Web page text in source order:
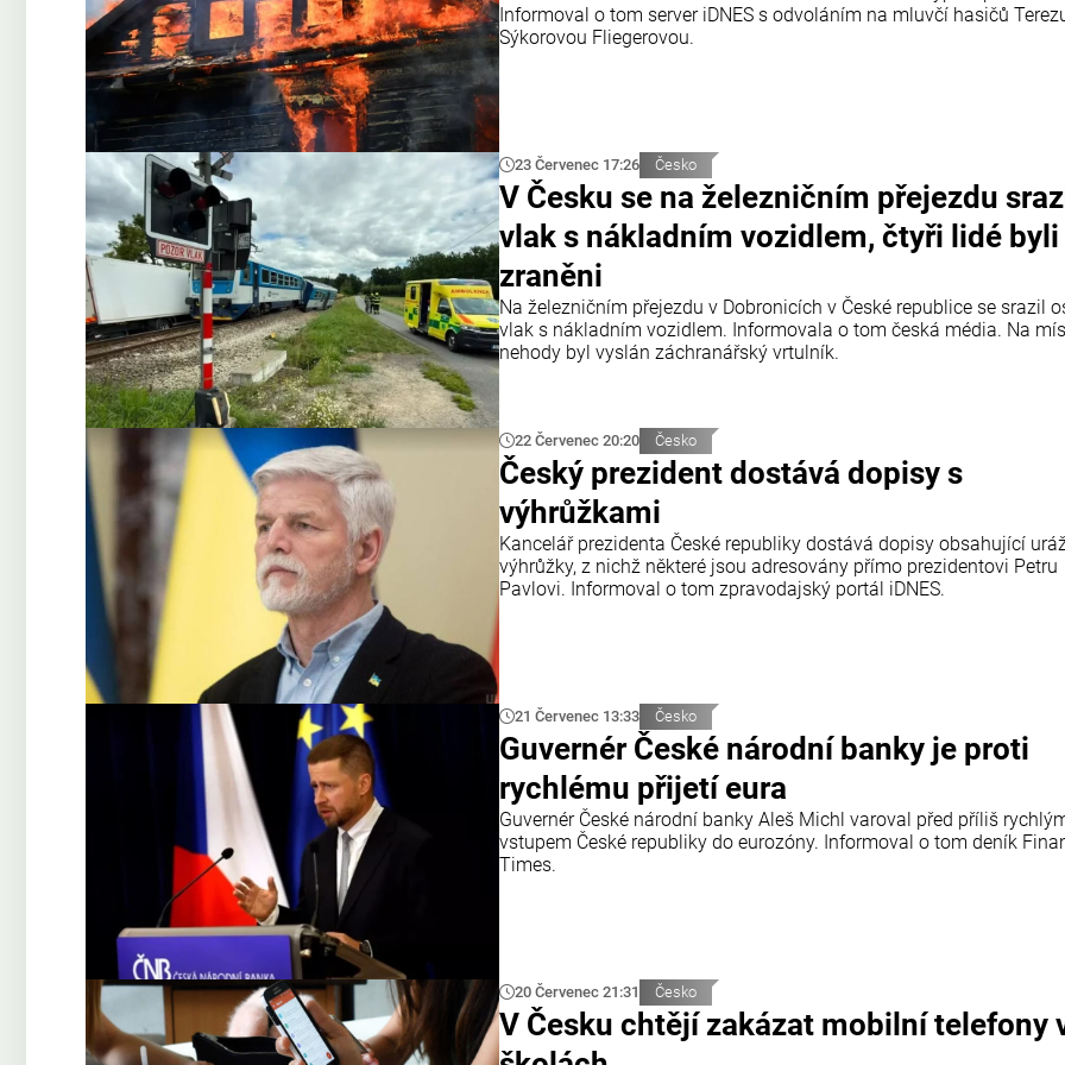
Informoval o tom server iDNES s odvoláním na mluvčí hasičů
Sýkorovou Fliegerovou.
23 Červenec 17:26 Česko
V Česku se na železničním přejezdu
vlak s nákladním vozidlem, čtyři lidé byli
zraněni
Na železničním přejezdu v Dobronicích v České republice se srazil
vlak s nákladním vozidlem. Informovala o tom česká média. Na
nehody byl vyslán záchranářský vrtulník.
22 Červenec 20:20 Česko
Český prezident dostává dopisy s
výhrůžkami
Kancelář prezidenta České republiky dostává dopisy obsahující
výhrůžky, z nichž některé jsou adresovány přímo prezidentovi Petru
Pavlovi. Informoval o tom zpravodajský portál iDNES.
21 Červenec 13:33 Česko
Guvernér České národní banky je proti
rychlému přijetí eura
Guvernér České národní banky Aleš Michl varoval před příliš
vstupem České republiky do eurozóny. Informoval o tom deník
Times.
20 Červenec 21:31 Česko
V Česku chtějí zakázat mobilní telefony